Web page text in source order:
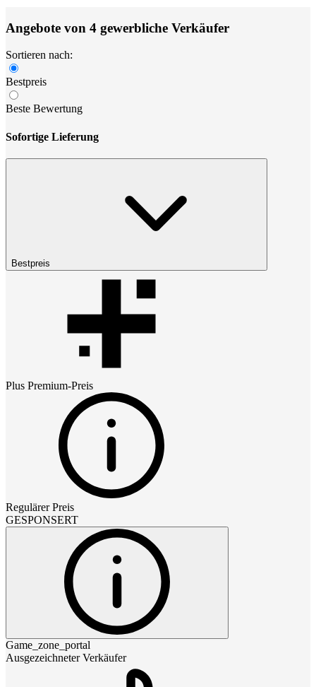
Angebote von 4 gewerbliche Verkäufer
Sortieren nach:
Bestpreis
Beste Bewertung
Sofortige Lieferung
Bestpreis
Plus Premium-Preis
Regulärer Preis
GESPONSERT
Game_zone_portal
Ausgezeichneter Verkäufer